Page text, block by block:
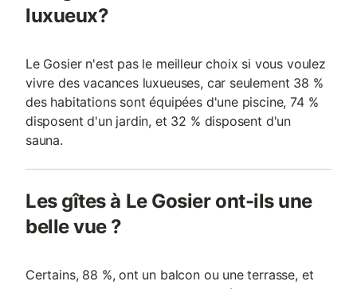
luxueux?
Le Gosier n'est pas le meilleur choix si vous voulez
vivre des vacances luxueuses, car seulement 38 %
des habitations sont équipées d'une piscine, 74 %
disposent d'un jardin, et 32 % disposent d'un
sauna.
Les gîtes à Le Gosier ont-ils une
belle vue ?
Certains, 88 %, ont un balcon ou une terrasse, et